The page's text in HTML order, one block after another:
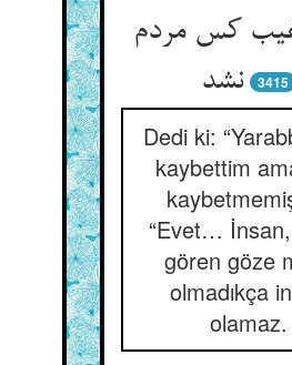
کس مردم
نشد
3415
Dedi ki:
kaybettim
“Evet…
gören göze
olmadıkça
olamaz.